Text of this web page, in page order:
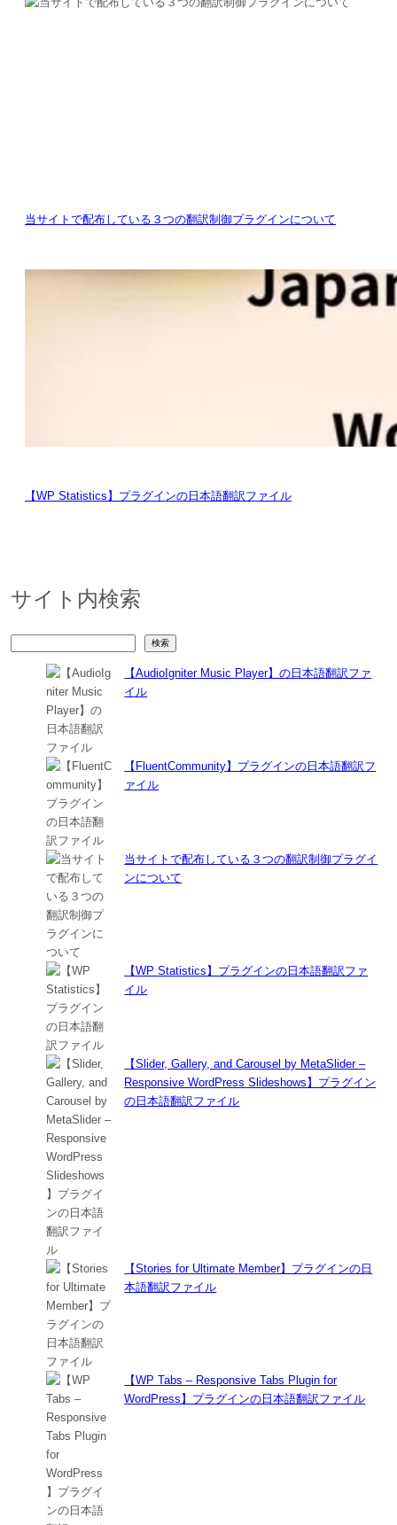
当サイトで配布している３つの翻訳制御プラグインについて
【WP Statistics】プラグインの日本語翻訳ファイル
サイト内検索
検索
【AudioIgniter Music Player】の日本語翻訳ファ
イル
【FluentCommunity】プラグインの日本語翻訳フ
ァイル
当サイトで配布している３つの翻訳制御プラグイ
ンについて
【WP Statistics】プラグインの日本語翻訳ファ
イル
【Slider, Gallery, and Carousel by MetaSlider –
Responsive WordPress Slideshows】プラグイン
の日本語翻訳ファイル
【Stories for Ultimate Member】プラグインの日
本語翻訳ファイル
【WP Tabs – Responsive Tabs Plugin for
WordPress】プラグインの日本語翻訳ファイル